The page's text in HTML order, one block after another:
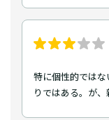
特に個性的では
りではある。が、